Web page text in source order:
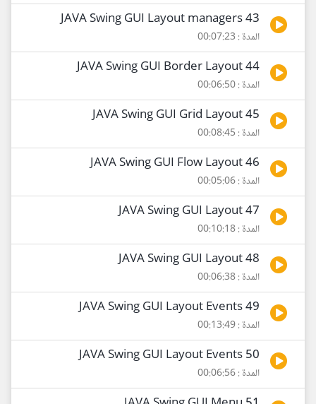
43 JAVA Swing GUI Layout managers
المدة : 00:07:23
44 JAVA Swing GUI Border Layout
المدة : 00:06:50
45 JAVA Swing GUI Grid Layout
المدة : 00:08:45
46 JAVA Swing GUI Flow Layout
المدة : 00:05:06
47 JAVA Swing GUI Layout
المدة : 00:10:18
48 JAVA Swing GUI Layout
المدة : 00:06:38
49 JAVA Swing GUI Layout Events
المدة : 00:13:49
50 JAVA Swing GUI Layout Events
المدة : 00:06:56